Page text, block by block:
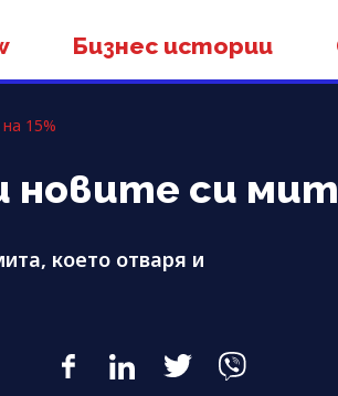
Бизнес истории
15%
новите си
което отваря и